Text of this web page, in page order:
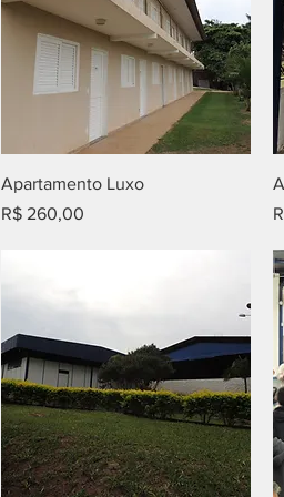
Visualização rápida
Apartamento Luxo
Preço
R$ 260,00